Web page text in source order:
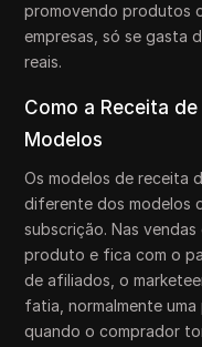
promovendo produtos
empresas, só se gasta
reais.
Como a Receita
Modelos
Os modelos de receita
diferente dos modelos
subscrição. Nas
produto e fica com o
de afiliados, o
fatia, normalmente
quando o comprador